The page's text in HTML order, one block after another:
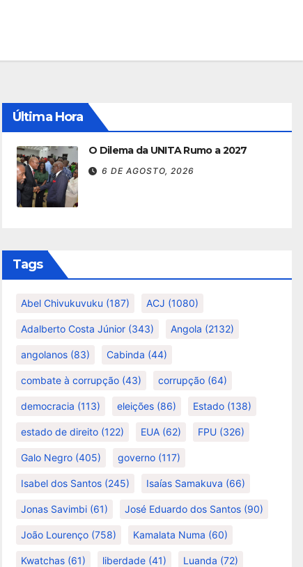
Última Hora
O Dilema da UNITA Rumo a 2027
6 DE AGOSTO, 2026
Tags
Abel Chivukuvuku (187) ACJ (1080)
Adalberto Costa Júnior (343) Angola (2132)
angolanos (83) Cabinda (44)
combate à corrupção (43) corrupção (64)
democracia (113) eleições (86) Estado (138)
estado de direito (122) EUA (62) FPU (326)
Galo Negro (405) governo (117)
Isabel dos Santos (245) Isaías Samakuva (66)
Jonas Savimbi (61) José Eduardo dos Santos (90)
João Lourenço (758) Kamalata Numa (60)
Kwatchas (61) liberdade (41) Luanda (72)